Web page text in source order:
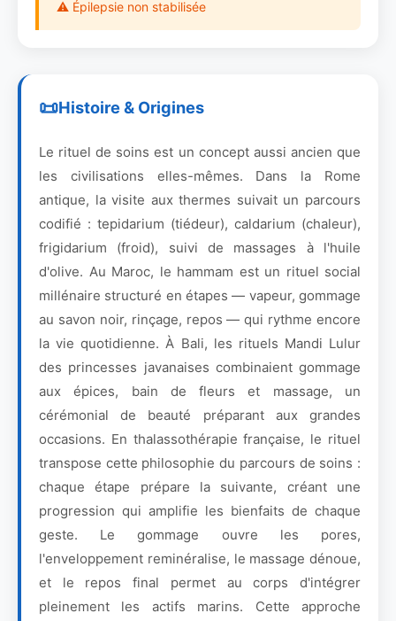
⚠ Épilepsie non stabilisée
Histoire & Origines
Le rituel de soins est un concept aussi ancien que
les civilisations elles-mêmes. Dans la Rome
antique, la visite aux thermes suivait un parcours
codifié : tepidarium (tiédeur), caldarium (chaleur),
frigidarium (froid), suivi de massages à l'huile
d'olive. Au Maroc, le hammam est un rituel social
millénaire structuré en étapes — vapeur, gommage
au savon noir, rinçage, repos — qui rythme encore
la vie quotidienne. À Bali, les rituels Mandi Lulur
des princesses javanaises combinaient gommage
aux épices, bain de fleurs et massage, un
cérémonial de beauté préparant aux grandes
occasions. En thalassothérapie française, le rituel
transpose cette philosophie du parcours de soins :
chaque étape prépare la suivante, créant une
progression qui amplifie les bienfaits de chaque
geste. Le gommage ouvre les pores,
l'enveloppement reminéralise, le massage dénoue,
et le repos final permet au corps d'intégrer
pleinement les actifs marins. Cette approche